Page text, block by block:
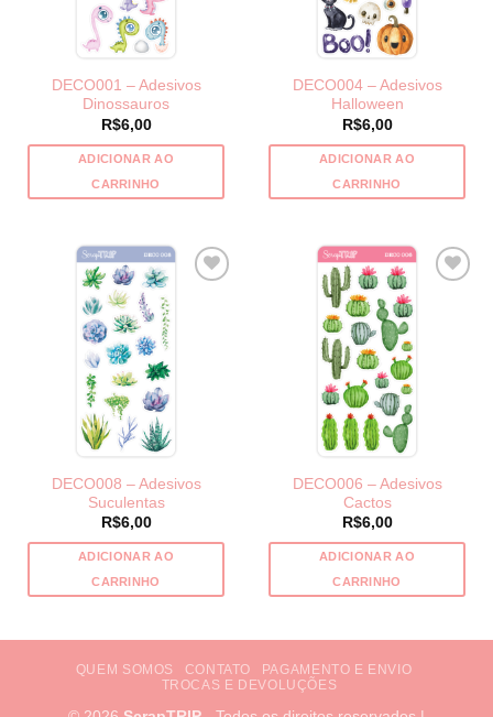
DECO001 – Adesivos
Dinossauros
R$6,00
ADICIONAR AO
CARRINHO
DECO004 – Adesivos
Halloween
R$6,00
ADICIONAR AO
CARRINHO
DECO008 – Adesivos
Suculentas
R$6,00
ADICIONAR AO
CARRINHO
DECO006 – Adesivos
Cactos
R$6,00
ADICIONAR AO
CARRINHO
QUEM SOMOS CONTATO
PAGAMENTO E ENVIO
TROCAS E DEVOLUÇÕES